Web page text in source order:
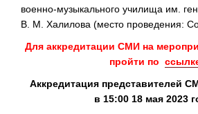
военно-музыкального училища им.
В. М. Халилова (место проведения:
Для аккредитации СМИ на
пройти по
Аккредитация представителей
в 15:00 18 мая 2023